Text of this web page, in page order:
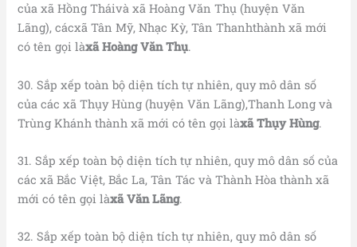
của xã Hồng Tháivà xã Hoàng Văn Thụ (huyện Văn
Lãng), cácxã Tân Mỹ, Nhạc Kỳ, Tân Thanhthành xã mới
có tên gọi làxã Hoàng Văn Thụ.
30. Sắp xếp toàn bộ diện tích tự nhiên, quy mô dân số
của các xã Thụy Hùng (huyện Văn Lãng),Thanh Long và
Trùng Khánh thành xã mới có tên gọi làxã Thụy Hùng.
31. Sắp xếp toàn bộ diện tích tự nhiên, quy mô dân số của
các xã Bắc Việt, Bắc La, Tân Tác và Thành Hòa thành xã
mới có tên gọi làxã Văn Lãng.
32. Sắp xếp toàn bộ diện tích tự nhiên, quy mô dân số